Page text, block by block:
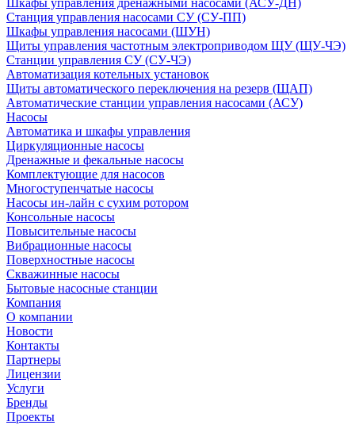
Шкафы управления дренажными насосами (АСУ-ДН)
Станция управления насосами СУ (СУ-ПП)
Шкафы управления насосами (ШУН)
Щиты управления частотным электроприводом ЩУ (ЩУ-ЧЭ)
Станции управления СУ (СУ-ЧЭ)
Автоматизация котельных установок
Щиты автоматического переключения на резерв (ЩАП)
Автоматические станции управления насосами (АСУ)
Насосы
Автоматика и шкафы управления
Циркуляционные насосы
Дренажные и фекальные насосы
Комплектующие для насосов
Многоступенчатые насосы
Насосы ин-лайн с сухим ротором
Консольные насосы
Повысительные насосы
Вибрационные насосы
Поверхностные насосы
Скважинные насосы
Бытовые насосные станции
Компания
О компании
Новости
Контакты
Партнеры
Лицензии
Услуги
Бренды
Проекты